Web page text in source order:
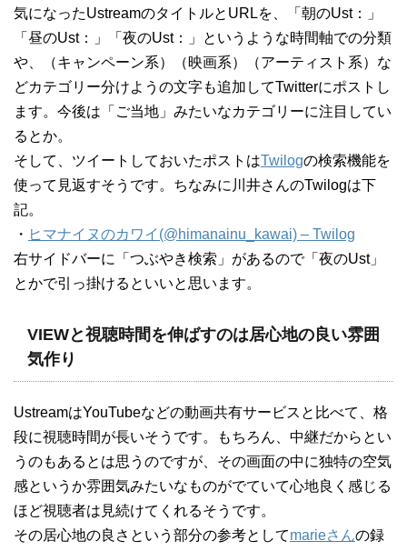
気になったUstreamのタイトルとURLを、「朝のUst：」
「昼のUst：」「夜のUst：」というような時間軸での分類
や、（キャンペーン系）（映画系）（アーティスト系）な
どカテゴリー分けようの文字も追加してTwitterにポストし
ます。今後は「ご当地」みたいなカテゴリーに注目してい
るとか。
そして、ツイートしておいたポストはTwilogの検索機能を
使って見返すそうです。ちなみに川井さんのTwilogは下
記。
・ ヒマナイヌのカワイ(@himanainu_kawai) – Twilog
右サイドバーに「つぶやき検索」があるので「夜のUst」
とかで引っ掛けるといいと思います。
VIEWと視聴時間を伸ばすのは居心地の良い雰囲
気作り
UstreamはYouTubeなどの動画共有サービスと比べて、格
段に視聴時間が長いそうです。もちろん、中継だからとい
うのもあるとは思うのですが、その画面の中に独特の空気
感というか雰囲気みたいなものがでていて心地良く感じる
ほど視聴者は見続けてくれるそうです。
その居心地の良さという部分の参考としてmarieさんの録